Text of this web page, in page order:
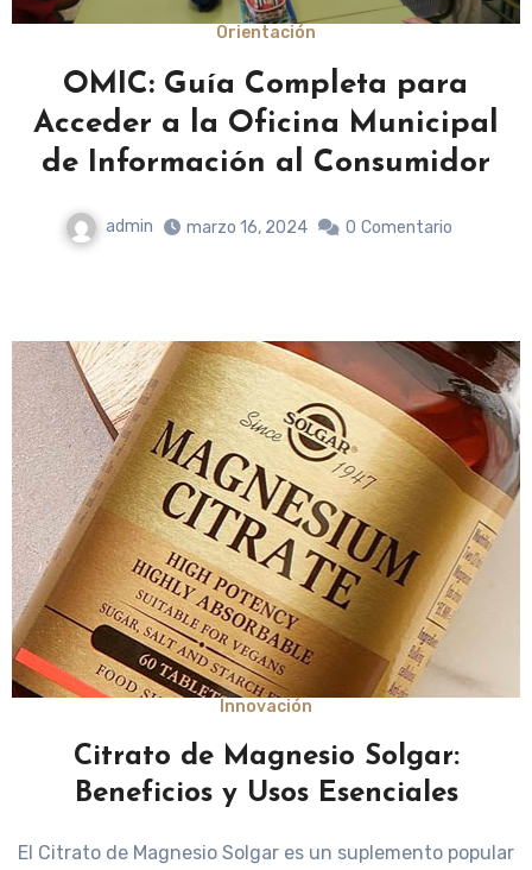
Orientación
OMIC: Guía Completa para
Acceder a la Oficina Municipal
de Información al Consumidor
admin marzo 16, 2024 0 Comentario
Innovación
Citrato de Magnesio Solgar:
Beneficios y Usos Esenciales
El Citrato de Magnesio Solgar es un suplemento popular